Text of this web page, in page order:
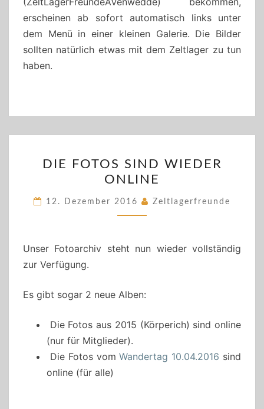
erscheinen ab sofort automatisch links unter
dem Menü in einer kleinen Galerie. Die Bilder
sollten natürlich etwas mit dem Zeltlager zu tun
haben.
FOTOS
SIND
WIEDER
ONLINE
DIE FOTOS SIND WIEDER
ONLINE
12. Dezember 2016 Zeltlagerfreunde
Unser Fotoarchiv steht nun wieder vollständig
zur Verfügung.
Es gibt sogar 2 neue Alben:
Die Fotos aus 2015 (Körperich) sind online
(nur für Mitglieder).
Die Fotos vomWandertag 10.04.2016 sind
online (für alle)